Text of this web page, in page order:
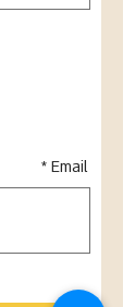
Email